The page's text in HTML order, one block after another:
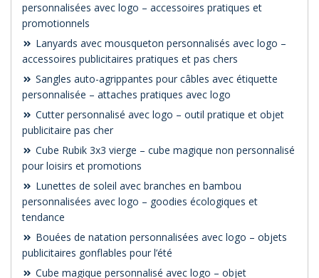
personnalisées avec logo – accessoires pratiques et
promotionnels
Lanyards avec mousqueton personnalisés avec logo –
accessoires publicitaires pratiques et pas chers
Sangles auto-agrippantes pour câbles avec étiquette
personnalisée – attaches pratiques avec logo
Cutter personnalisé avec logo – outil pratique et objet
publicitaire pas cher
Cube Rubik 3x3 vierge – cube magique non personnalisé
pour loisirs et promotions
Lunettes de soleil avec branches en bambou
personnalisées avec logo – goodies écologiques et
tendance
Bouées de natation personnalisées avec logo – objets
publicitaires gonflables pour l’été
Cube magique personnalisé avec logo – objet